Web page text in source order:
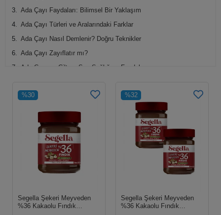
Ada Çayı Faydaları: Bilimsel Bir Yaklaşım
Ada Çayı Türleri ve Aralarındaki Farklar
Ada Çayı Nasıl Demlenir? Doğru Teknikler
Ada Çayı Zayıflatır mı?
Ada Çayının Cilt ve Saç Sağlığına Faydaları
Ada Çayı Hakkında Sıkça Sorulan Sorular
Özet ve Sonuç
Segella Şekeri Meyveden
%36 Kakaolu Fındık
%30
Segella Şekeri Meyveden
%36 Kakaolu Fındık
%32